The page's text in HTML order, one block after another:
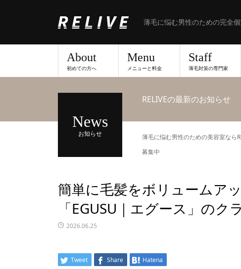
薄毛に悩む男性のための完全
About
初めての方へ
Menu
メニューと料金
Staff
薄毛対策の専門家
News
お知らせ
RELIVEの最新のお知らせ
薄毛に悩む男性のための美容室なら
募集中
簡単に毛髪をボリュームア
「EGUSU｜エグース」の
2026.06.25
Tweet Share Hatena